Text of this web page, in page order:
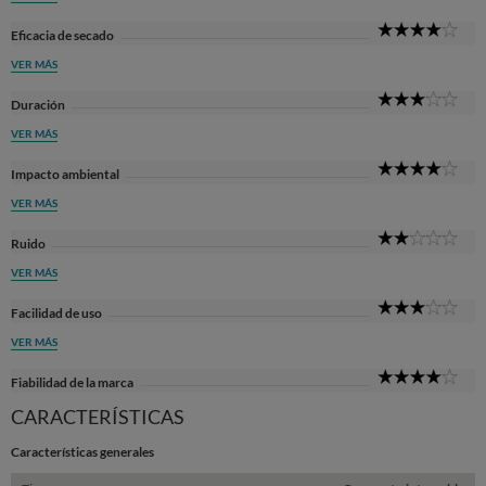
Eficacia de secado
VER MÁS
Duración
VER MÁS
Impacto ambiental
VER MÁS
Ruido
VER MÁS
Facilidad de uso
VER MÁS
Fiabilidad de la marca
CARACTERÍSTICAS
Características generales